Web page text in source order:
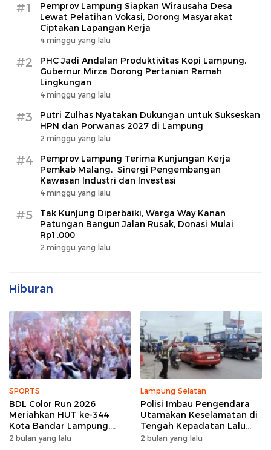
#1
Pemprov Lampung Siapkan Wirausaha Desa
Lewat Pelatihan Vokasi, Dorong Masyarakat
Ciptakan Lapangan Kerja
4 minggu yang lalu
#2
PHC Jadi Andalan Produktivitas Kopi Lampung,
Gubernur Mirza Dorong Pertanian Ramah
Lingkungan
4 minggu yang lalu
#3
Putri Zulhas Nyatakan Dukungan untuk Sukseskan
HPN dan Porwanas 2027 di Lampung
2 minggu yang lalu
#4
Pemprov Lampung Terima Kunjungan Kerja
Pemkab Malang, Sinergi Pengembangan
Kawasan Industri dan Investasi
4 minggu yang lalu
#5
Tak Kunjung Diperbaiki, Warga Way Kanan
Patungan Bangun Jalan Rusak, Donasi Mulai
Rp1.000
2 minggu yang lalu
Hiburan
SPORTS
BDL Color Run 2026
Meriahkan HUT ke-344
Kota Bandar Lampung,
Wujud Semangat Sehat
2 bulan yang lalu
Lampung Selatan
Polisi Imbau Pengendara
Utamakan Keselamatan di
Tengah Kepadatan Lalu
Lintas Pagi Hari
2 bulan yang lalu